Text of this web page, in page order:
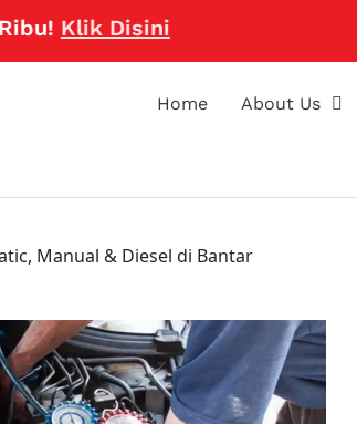
Klik Disini
Home About Us
Manual & Diesel di Bantar